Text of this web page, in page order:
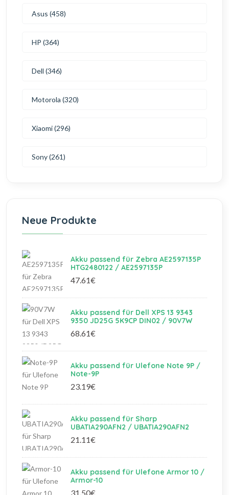
Asus (458)
HP (364)
Dell (346)
Motorola (320)
Xiaomi (296)
Sony (261)
Neue Produkte
Akku passend für Zebra AE2597135P
HTG2480122 / AE2597135P
47.61€
Akku passend für Dell XPS 13 9343
9350 JD25G 5K9CP DIN02 / 90V7W
68.61€
Akku passend für Ulefone Note 9P /
Note-9P
23.19€
Akku passend für Sharp
UBATIA290AFN2 / UBATIA290AFN2
21.11€
Akku passend für Ulefone Armor 10 /
Armor-10
31.50€